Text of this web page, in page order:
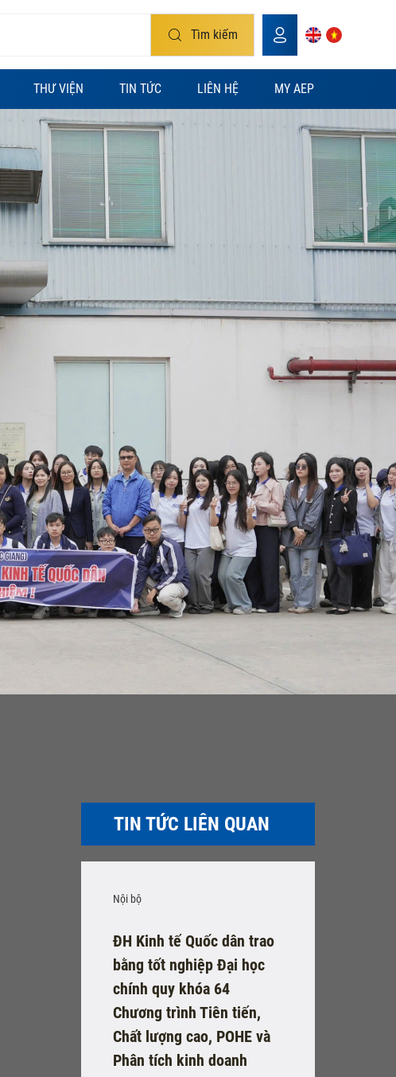
Tìm kiếm
THƯ VIỆN TIN TỨC LIÊN HỆ MY AEP
TIN TỨC LIÊN QUAN
Nội bộ
ĐH Kinh tế Quốc dân trao
bằng tốt nghiệp Đại học
chính quy khóa 64
Chương trình Tiên tiến,
Chất lượng cao, POHE và
Phân tích kinh doanh